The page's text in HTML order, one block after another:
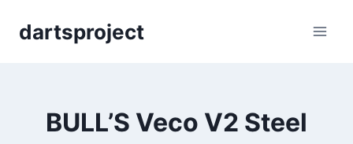
dartsproject
BULL’S Veco V2 Steel